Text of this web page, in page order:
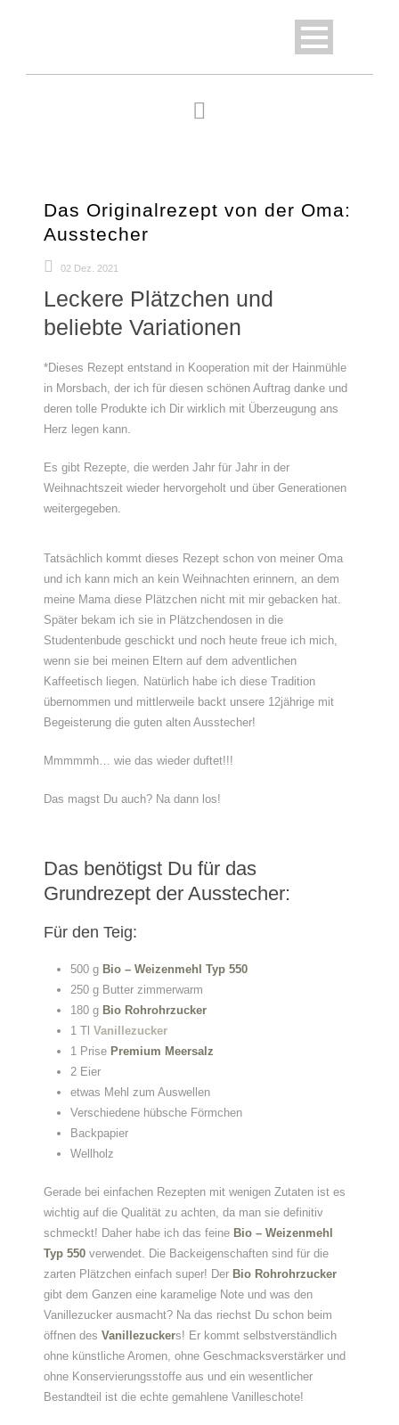
Das Originalrezept von der Oma:
Ausstecher
02 Dez. 2021
Leckere Plätzchen und
beliebte Variationen
*Dieses Rezept entstand in Kooperation mit der Hainmühle
in Morsbach, der ich für diesen schönen Auftrag danke und
deren tolle Produkte ich Dir wirklich mit Überzeugung ans
Herz legen kann.
Es gibt Rezepte, die werden Jahr für Jahr in der
Weihnachtszeit wieder hervorgeholt und über Generationen
weitergegeben.
Tatsächlich kommt dieses Rezept schon von meiner Oma
und ich kann mich an kein Weihnachten erinnern, an dem
meine Mama diese Plätzchen nicht mit mir gebacken hat.
Später bekam ich sie in Plätzchendosen in die
Studentenbude geschickt und noch heute freue ich mich,
wenn sie bei meinen Eltern auf dem adventlichen
Kaffeetisch liegen. Natürlich habe ich diese Tradition
übernommen und mittlerweile backt unsere 12jährige mit
Begeisterung die guten alten Ausstecher!
Mmmmmh… wie das wieder duftet!!!
Das magst Du auch? Na dann los!
Das benötigst Du für das
Grundrezept der Ausstecher:
Für den Teig:
500 g Bio – Weizenmehl Typ 550
250 g Butter zimmerwarm
180 g Bio Rohrohrzucker
1 Tl Vanillezucker
1 Prise Premium Meersalz
2 Eier
etwas Mehl zum Auswellen
Verschiedene hübsche Förmchen
Backpapier
Wellholz
Gerade bei einfachen Rezepten mit wenigen Zutaten ist es
wichtig auf die Qualität zu achten, da man sie definitiv
schmeckt! Daher habe ich das feine Bio – Weizenmehl
Typ 550 verwendet. Die Backeigenschaften sind für die
zarten Plätzchen einfach super! Der Bio Rohrohrzucker
gibt dem Ganzen eine karamelige Note und was den
Vanillezucker ausmacht? Na das riechst Du schon beim
öffnen des Vanillezuckers! Er kommt selbstverständlich
ohne künstliche Aromen, ohne Geschmacksverstärker und
ohne Konservierungsstoffe aus und ein wesentlicher
Bestandteil ist die echte gemahlene Vanilleschote!